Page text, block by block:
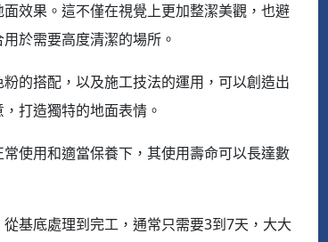
效果。這不僅在視覺上更加整潔美觀，也避
於需要高度清潔的場所。
的搭配，以及施工技法的運用，可以創造出
打造獨特的地面表情。
使用和適當保養下，其使用壽命可以長達數
基底處理到完工，通常只需要3到7天，大大